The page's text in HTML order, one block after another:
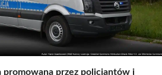
promowana przez policjantów i